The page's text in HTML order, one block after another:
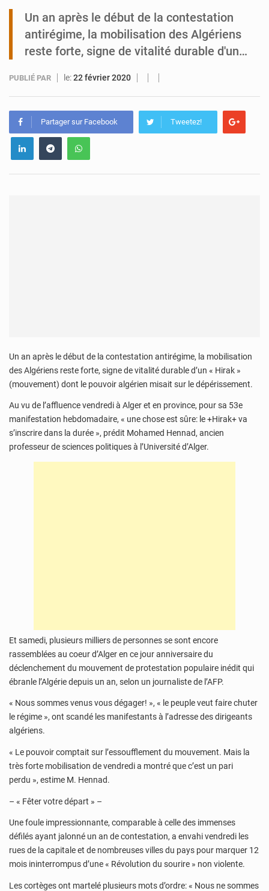
Tibiri : le dialogue, nouveau terrain de jeu pour la paix
Un an après le début de la contestation
antirégime, la mobilisation des Algériens
reste forte, signe de vitalité durable d'un…
PUBLIÉ PAR le:22 février 2020
Partager sur Facebook Tweetez!
Un an après le début de la contestation antirégime, la mobilisation
des Algériens reste forte, signe de vitalité durable d’un « Hirak »
(mouvement) dont le pouvoir algérien misait sur le dépérissement.
Au vu de l’affluence vendredi à Alger et en province, pour sa 53e
manifestation hebdomadaire, « une chose est sûre: le +Hirak+ va
s’inscrire dans la durée », prédit Mohamed Hennad, ancien
professeur de sciences politiques à l’Université d’Alger.
Et samedi, plusieurs milliers de personnes se sont encore
rassemblées au coeur d’Alger en ce jour anniversaire du
déclenchement du mouvement de protestation populaire inédit qui
ébranle l’Algérie depuis un an, selon un journaliste de l’AFP.
« Nous sommes venus vous dégager! », « le peuple veut faire chuter
le régime », ont scandé les manifestants à l’adresse des dirigeants
algériens.
« Le pouvoir comptait sur l’essoufflement du mouvement. Mais la
très forte mobilisation de vendredi a montré que c’est un pari
perdu », estime M. Hennad.
– « Fêter votre départ » –
Une foule impressionnante, comparable à celle des immenses
défilés ayant jalonné un an de contestation, a envahi vendredi les
rues de la capitale et de nombreuses villes du pays pour marquer 12
mois ininterrompus d’une « Révolution du sourire » non violente.
Les cortèges ont martelé plusieurs mots d’ordre: « Nous ne sommes